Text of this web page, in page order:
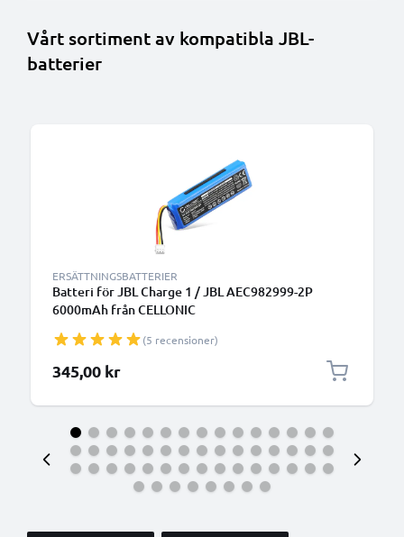
Vårt sortiment av kompatibla JBL-
batterier
ERSÄTTNINGSBATTERIER
Batteri för JBL Charge 1 / JBL AEC982999-2P
6000mAh från CELLONIC
(5 recensioner)
345,00 kr